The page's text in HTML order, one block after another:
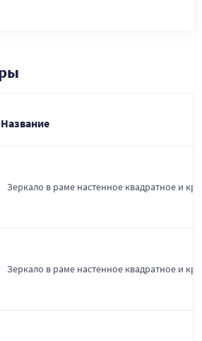
Название
Зеркало в раме настенное квадратное и
Зеркало в раме настенное квадратное и